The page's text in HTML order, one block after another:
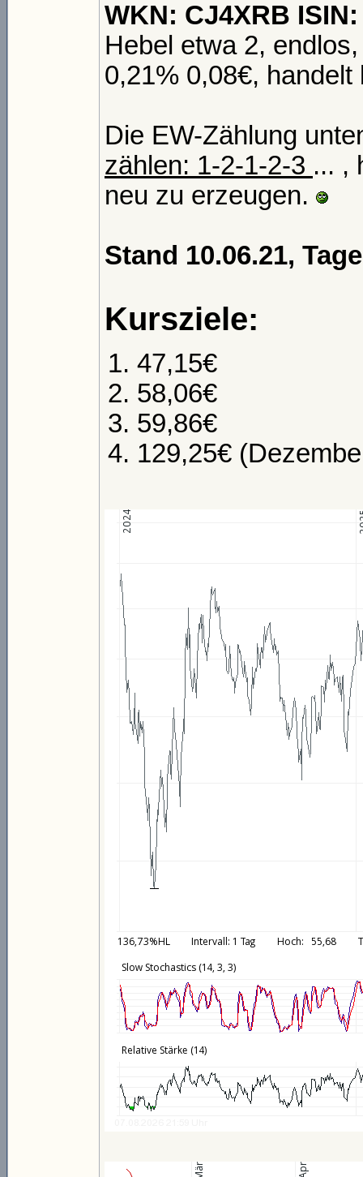
WKN: CJ4XRB
Hebel etwa 2,
0,21% 0,08€, handelt
Die EW-Zählung
zählen: 1-2-1-2-3 ... ,
neu zu erzeugen.
Stand 10.06.21,
Kursziele:
47,15€
58,06€
59,86€
129,25€